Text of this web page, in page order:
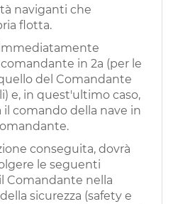
naviganti che
flotta.
in 2a (per le
del Comandante
e, in quest'ultimo caso,
il comando della nave in
conseguita, dovrà
le seguenti
Comandante nella
sicurezza (safety e